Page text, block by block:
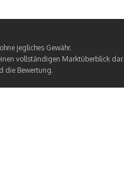
jegliches Gewähr.
vollständigen Marktüberblick dar.
die Bewertung.